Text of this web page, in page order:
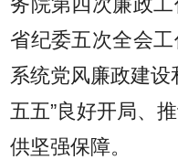
务院第四次廉政
省纪委五次全会
系统党风廉政建设
五五”良好开局、
供坚强保障。